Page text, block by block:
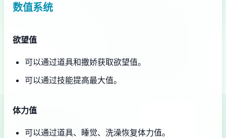
数值系统
欲望值
可以通过道具和撒娇获取欲望值。
可以通过技能提高最大值。
体力值
可以通过道具、睡觉、洗澡恢复体力值。